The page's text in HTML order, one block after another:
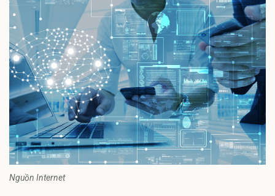
Nguồn Internet